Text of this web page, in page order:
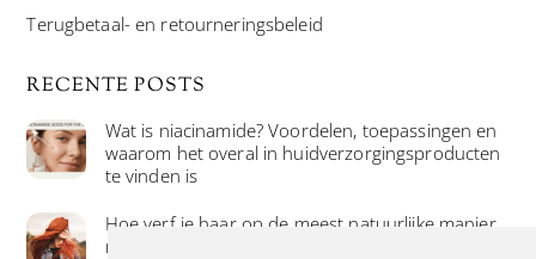
Terugbetaal- en retourneringsbeleid
RECENTE POSTS
Wat is niacinamide? Voordelen, toepassingen en
waarom het overal in huidverzorgingsproducten
te vinden is
Hoe verf je haar op de meest natuurlijke manier
met henna kleuring